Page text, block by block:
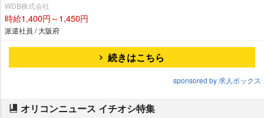
WDB株式会社
時給1,400円～1,450円
派遣社員 / 大阪府
続きはこちら
sponsored by 求人ボックス
オリコンニュース イチオシ特集